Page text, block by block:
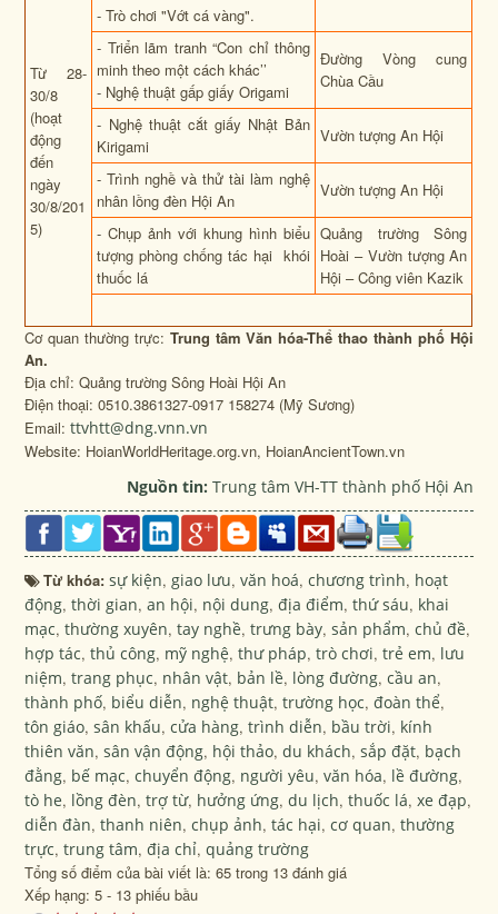
Từ 28-
30/8
(hoạt
động
đến
ngày
30/8/201
5)
- Trò chơi "Vớt cá vàng".
- Triển lãm tranh “Con chỉ thông
minh theo một cách khác’’
- Nghệ thuật gấp giấy Origami
Đường Vòng cung
Chùa Cầu
- Nghệ thuật cắt giấy Nhật Bản
Kirigami
Vườn tượng An Hội
- Trình nghề và thử tài làm nghệ
nhân lồng đèn Hội An
Vườn tượng An Hội
- Chụp ảnh với khung hình biểu
tượng phòng chống tác hại khói
thuốc lá
Quảng trường Sông
Hoài – Vườn tượng An
Hội – Công viên Kazik
Cơ quan thường trực: Trung tâm Văn hóa-Thể thao thành phố Hội
An.
Địa chỉ: Quảng trường Sông Hoài Hội An
Điện thoại: 0510.3861327-0917 158274 (Mỹ Sương)
Email:ttvhtt@dng.vnn.vn
Website: HoianWorldHeritage.org.vn, HoianAncientTown.vn
Nguồn tin: Trung tâm VH-TT thành phố Hội An
Từ khóa:sự kiện,giao lưu,văn hoá,chương trình, hoạt
động,thời gian,an hội, nội dung,địa điểm,thứ sáu, khai
mạc,thường xuyên,tay nghề,trưng bày,sản phẩm,chủ đề,
hợp tác,thủ công, mỹ nghệ,thư pháp,trò chơi,trẻ em, lưu
niệm,trang phục, nhân vật, bản lề, lòng đường,cầu an,
thành phố, biểu diễn, nghệ thuật,trường học,đoàn thể,
tôn giáo,sân khấu,cửa hàng,trình diễn, bầu trời, kính
thiên văn,sân vận động, hội thảo,du khách,sắp đặt, bạch
đằng, bế mạc,chuyển động, người yêu,văn hóa, lề đường,
tò he, lồng đèn,trợ từ, hưởng ứng,du lịch,thuốc lá,xe đạp,
diễn đàn,thanh niên,chụp ảnh,tác hại,cơ quan,thường
trực,trung tâm,địa chỉ,quảng trường
Tổng số điểm của bài viết là: 65 trong 13 đánh giá
Xếp hạng:5 - 13 phiếu bầu